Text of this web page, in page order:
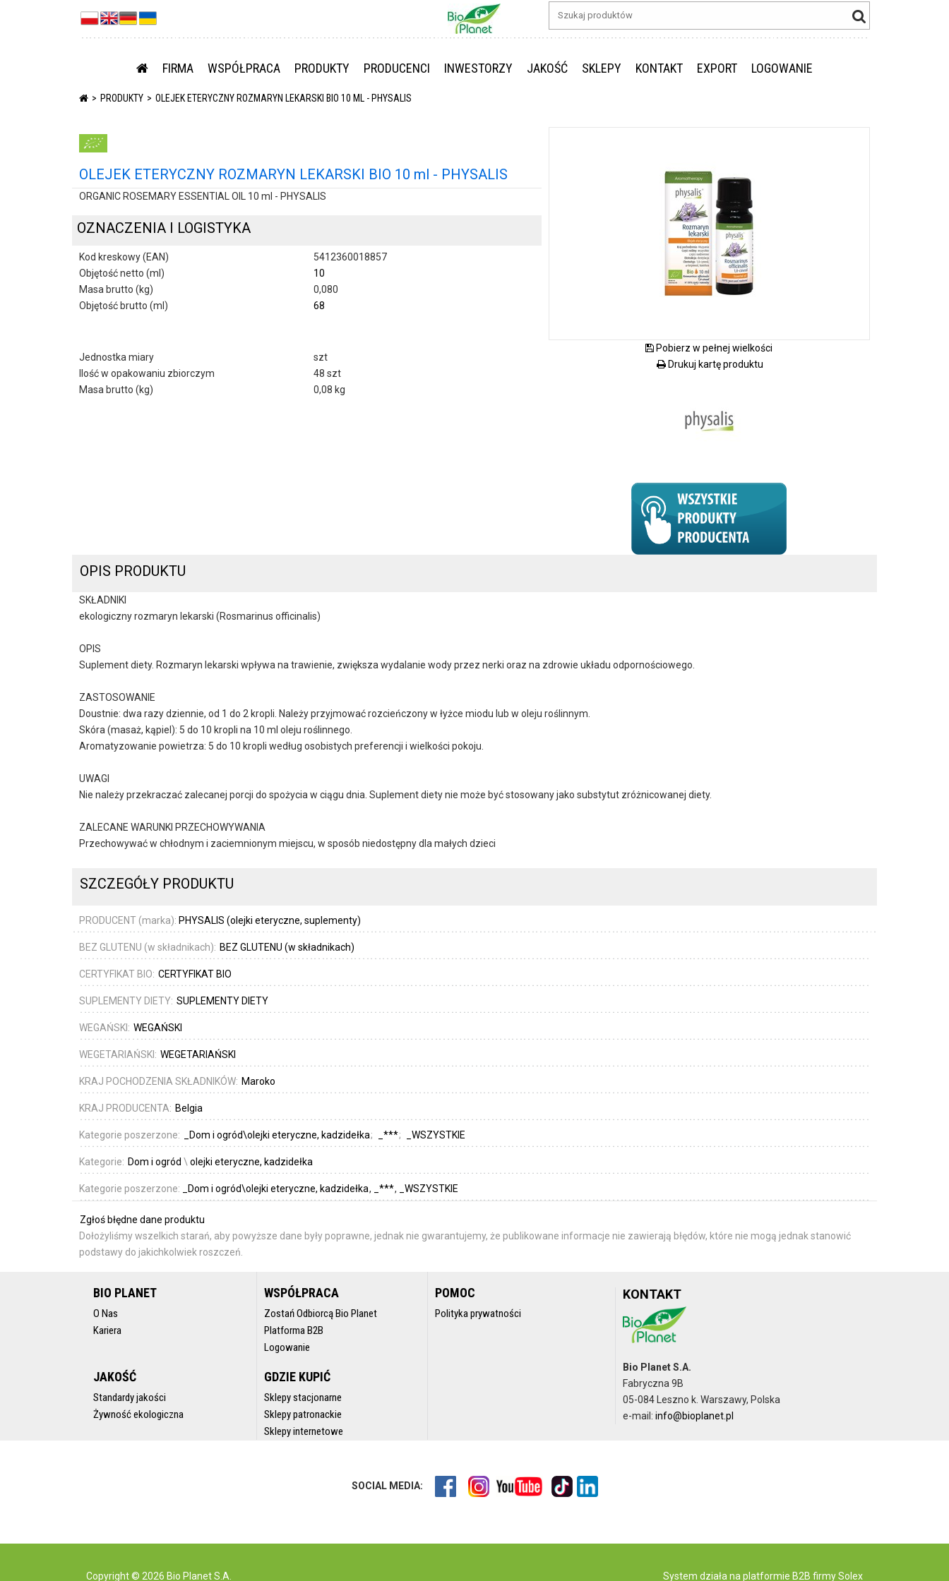
FIRMA WSPÓŁPRACA PRODUKTY PRODUCENCI INWESTORZY JAKOŚĆ SKLEPY KONTAKT EXPORT LOGOWANIE
PRODUKTY OLEJEK ETERYCZNY ROZMARYN LEKARSKI BIO 10 ML - PHYSALIS
OLEJEK ETERYCZNY ROZMARYN LEKARSKI BIO 10 ml - PHYSALIS
ORGANIC ROSEMARY ESSENTIAL OIL 10 ml - PHYSALIS
OZNACZENIA I LOGISTYKA
Kod kreskowy (EAN)
5412360018857
Objętość netto (ml)
10
Masa brutto (kg)
0,080
Objętość brutto (ml)
68
Jednostka miary
szt
Ilość w opakowaniu zbiorczym
48 szt
Masa brutto (kg)
0,08 kg
Pobierz w pełnej wielkości
Drukuj kartę produktu
OPIS PRODUKTU
SKŁADNIKI
ekologiczny rozmaryn lekarski (Rosmarinus officinalis)
OPIS
Suplement diety. Rozmaryn lekarski wpływa na trawienie, zwiększa wydalanie wody przez nerki oraz na zdrowie układu odpornościowego.
ZASTOSOWANIE
Doustnie: dwa razy dziennie, od 1 do 2 kropli. Należy przyjmować rozcieńczony w łyżce miodu lub w oleju roślinnym.
Skóra (masaż, kąpiel): 5 do 10 kropli na 10 ml oleju roślinnego.
Aromatyzowanie powietrza: 5 do 10 kropli według osobistych preferencji i wielkości pokoju.
UWAGI
Nie należy przekraczać zalecanej porcji do spożycia w ciągu dnia. Suplement diety nie może być stosowany jako substytut zróżnicowanej diety.
ZALECANE WARUNKI PRZECHOWYWANIA
Przechowywać w chłodnym i zaciemnionym miejscu, w sposób niedostępny dla małych dzieci
SZCZEGÓŁY PRODUKTU
PRODUCENT (marka): PHYSALIS (olejki eteryczne, suplementy)
BEZ GLUTENU (w składnikach): BEZ GLUTENU (w składnikach)
CERTYFIKAT BIO: CERTYFIKAT BIO
SUPLEMENTY DIETY: SUPLEMENTY DIETY
WEGAŃSKI: WEGAŃSKI
WEGETARIAŃSKI: WEGETARIAŃSKI
KRAJ POCHODZENIA SKŁADNIKÓW: Maroko
KRAJ PRODUCENTA: Belgia
Kategorie poszerzone: _Dom i ogród\olejki eteryczne, kadzidełka _*** _WSZYSTKIE
Kategorie: Dom i ogród \ olejki eteryczne, kadzidełka
Kategorie poszerzone: _Dom i ogród\olejki eteryczne, kadzidełka _*** _WSZYSTKIE
Zgłoś błędne dane produktu
Dołożyliśmy wszelkich starań, aby powyższe dane były poprawne, jednak nie gwarantujemy, że publikowane informacje nie zawierają błędów, które nie mogą jednak stanowić
podstawy do jakichkolwiek roszczeń.
BIO PLANET
O Nas
Kariera
WSPÓŁPRACA
Zostań Odbiorcą Bio Planet
Platforma B2B
Logowanie
POMOC
Polityka prywatności
JAKOŚĆ
Standardy jakości
Żywność ekologiczna
GDZIE KUPIĆ
Sklepy stacjonarne
Sklepy patronackie
Sklepy internetowe
KONTAKT
Bio Planet S.A.
Fabryczna 9B
05-084 Leszno k. Warszawy, Polska
e-mail:info@bioplanet.pl
SOCIAL MEDIA:
Copyright © 2026 Bio Planet S.A. System działa na platformie B2B firmy Solex